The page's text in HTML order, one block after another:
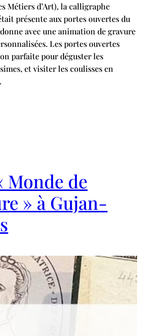
Métiers d’Art), la calligraphe
présente aux portes ouvertes du
avec une animation de gravure
Les portes ouvertes
parfaite pour déguster les
et visiter les coulisses en
Monde de
» à Gujan-